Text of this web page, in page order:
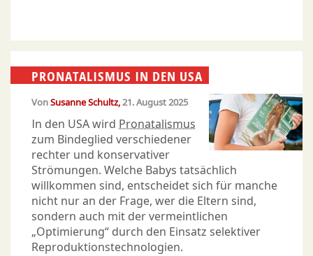
PRONATALISMUS IN DEN USA
VonSusanne Schultz 21. August 2025
In den USA wird Pronatalismus
zum Bindeglied verschiedener
rechter und konservativer
Strömungen. Welche Babys tatsächlich
willkommen sind, entscheidet sich für manche
nicht nur an der Frage, wer die Eltern sind,
sondern auch mit der vermeintlichen
„Optimierung“ durch den Einsatz selektiver
Reproduktionstechnologien.